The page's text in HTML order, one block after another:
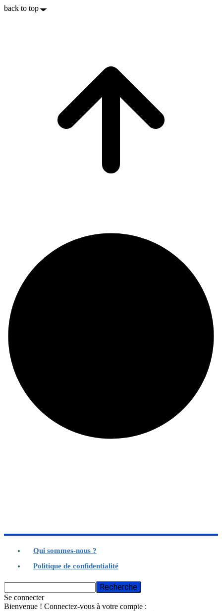
back to top
Qui sommes-nous ?
Politique de confidentialité
Se connecter
Bienvenue ! Connectez-vous à votre compte :